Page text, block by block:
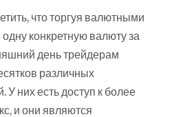
что торгуя валютными
конкретную валюту за
день трейдерам
различных
них есть доступ к более
и они являются